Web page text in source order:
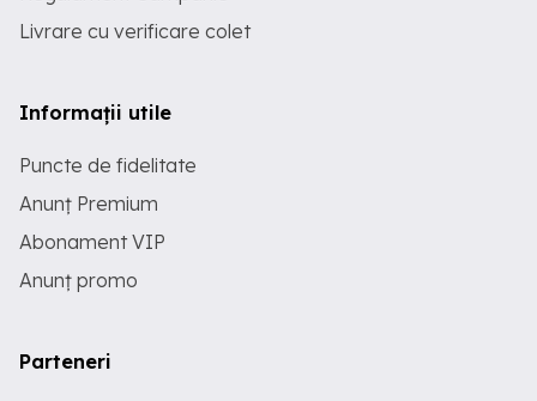
Livrare cu verificare colet
Informații utile
Puncte de fidelitate
Anunț Premium
Abonament VIP
Anunț promo
Parteneri